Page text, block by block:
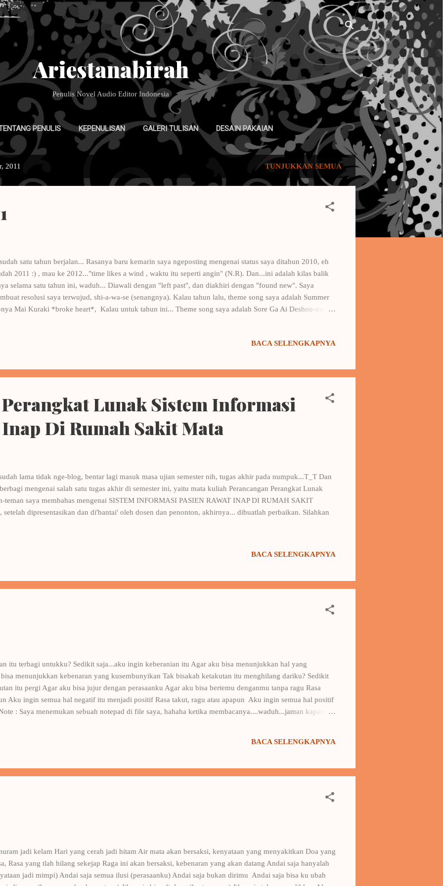
Langsung ke konten utama
Ariestanabirah
Penulis Novel Audio Editor Indonesia
PENULIS KEPENULISAN GALERI TULISAN DESAIN PAKAIAN
2011 TUNJUKKAN SEMUA
satu tahun berjalan... Rasanya baru kemarin saya ngeposting mengenai status saya ditahun 2010, eh
2011 :) , mau ke 2012..."time likes a wind , waktu itu seperti angin" (N.R). Dan...ini adalah kilas balik
selama satu tahun ini, waduh... Diawali dengan "left past", dan diakhiri dengan "found new". Saya
resolusi saya terwujud, shi-a-wa-se (senangnya). Kalau tahun lalu, theme song saya adalah Summer
Mai Kuraki *broke heart*, Kalau untuk tahun ini... Theme song saya adalah Sore Ga Ai Deshou-nya
AMIEN. For someone in my world....this year is yours <3, I wish, every years for the future would be yours
BACA SELENGKAPNYA
Lunak Sistem Informasi
Di Rumah Sakit Mata
lama tidak nge-blog, bentar lagi masuk masa ujian semester nih, tugas akhir pada numpuk...T_T Dan
mengenai salah satu tugas akhir di semester ini, yaitu mata kuliah Perancangan Perangkat Lunak
teman saya membahas mengenai SISTEM INFORMASI PASIEN RAWAT INAP DI RUMAH SAKIT
dipresentasikan dan di'bantai' oleh dosen dan penonton, akhirnya... dibuatlah perbaikan. Silahkan
BACA SELENGKAPNYA
itu terbagi untukku? Sedikit saja...aku ingin keberanian itu Agar aku bisa menunjukkan hal yang
menunjukkan kebenaran yang kusembunyikan Tak bisakah ketakutan itu menghilang dariku? Sedikit
itu pergi Agar aku bisa jujur dengan perasaanku Agar aku bisa bertemu denganmu tanpa ragu Rasa
Aku ingin semua hal negatif itu menjadi positif Rasa takut, ragu atau apapun Aku ingin semua hal positif
: Saya menemukan sebuah notepad di file saya, hahaha ketika membacanya....waduh...jaman kapan ini
BACA SELENGKAPNYA
jadi kelam Hari yang cerah jadi hitam Air mata akan bersaksi, kenyataan yang menyakitkan Doa yang
Rasa yang tlah hilang sekejap Raga ini akan bersaksi, kebenaran yang akan datang Andai saja hanyalah
jadi mimpi) Andai saja semua ilusi (perasaanku) Andai saja bukan dirimu Andai saja bisa ku ubah